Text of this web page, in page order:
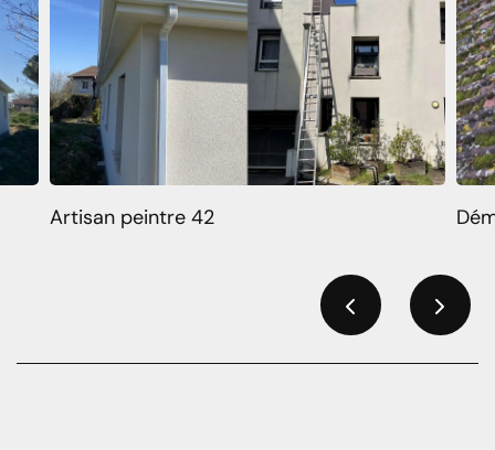
Artisan peintre 42